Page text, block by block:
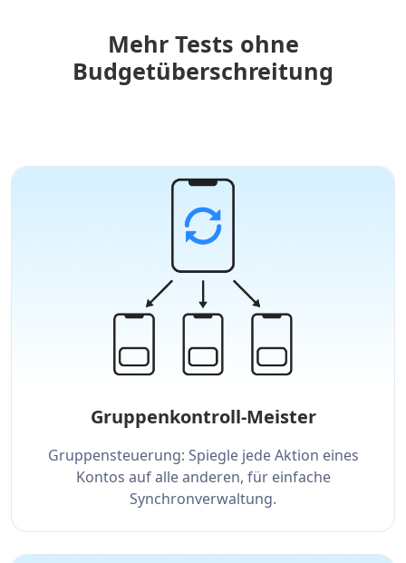
Mehr Tests ohne
Budgetüberschreitung
Gruppenkontroll-Meister
Gruppensteuerung: Spiegle jede Aktion eines
Kontos auf alle anderen, für einfache
Synchronverwaltung.